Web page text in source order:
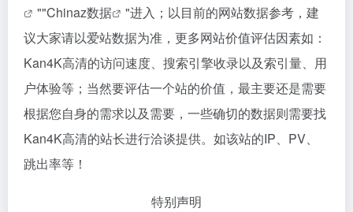
""Chinaz数据
"进入；以目前的网站数据参考，建
议大家请以爱站数据为准，更多网站价值评估因素如：
Kan4K高清的访问速度、搜索引擎收录以及索引量、用
户体验等；当然要评估一个站的价值，最主要还是需要
根据您自身的需求以及需要，一些确切的数据则需要找
Kan4K高清的站长进行洽谈提供。如该站的IP、PV、
跳出率等！
特别声明